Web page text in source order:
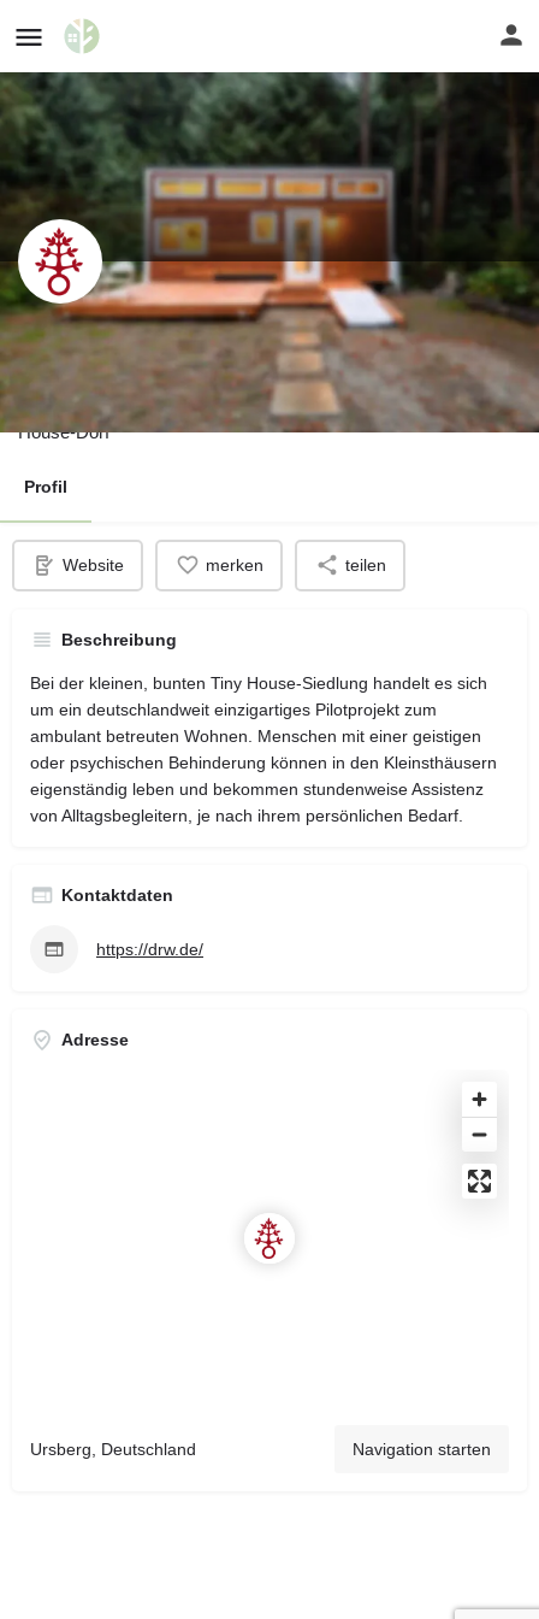
Betreutes Wohnen in Tiny Houses -
Ursberg
Im bayrischen Ursberg gibt es ein ganz besonderes Tiny
House-Dorf
Profil
Website merken teilen
Beschreibung
Bei der kleinen, bunten Tiny House-Siedlung handelt es sich
um ein deutschlandweit einzigartiges Pilotprojekt zum
ambulant betreuten Wohnen. Menschen mit einer geistigen
oder psychischen Behinderung können in den Kleinsthäusern
eigenständig leben und bekommen stundenweise Assistenz
von Alltagsbegleitern, je nach ihrem persönlichen Bedarf.
Kontaktdaten
https://drw.de/
Adresse
Ursberg, Deutschland Navigation starten